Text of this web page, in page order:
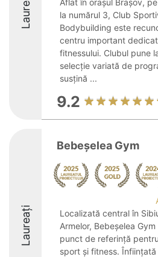
Aflat în orașul Brașov,
la numărul 3, Club
Bodybuilding este
centru important
fitnessului. Clubul pune
selecție variată de
susțină ...
9.2
Laureați
Bebeșelea Gym
Localizată central în
Armelor, Bebeșelea
punct de referință
sport și fitness. Înființată